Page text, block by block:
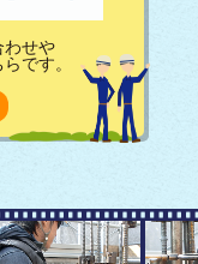
わせや
です。